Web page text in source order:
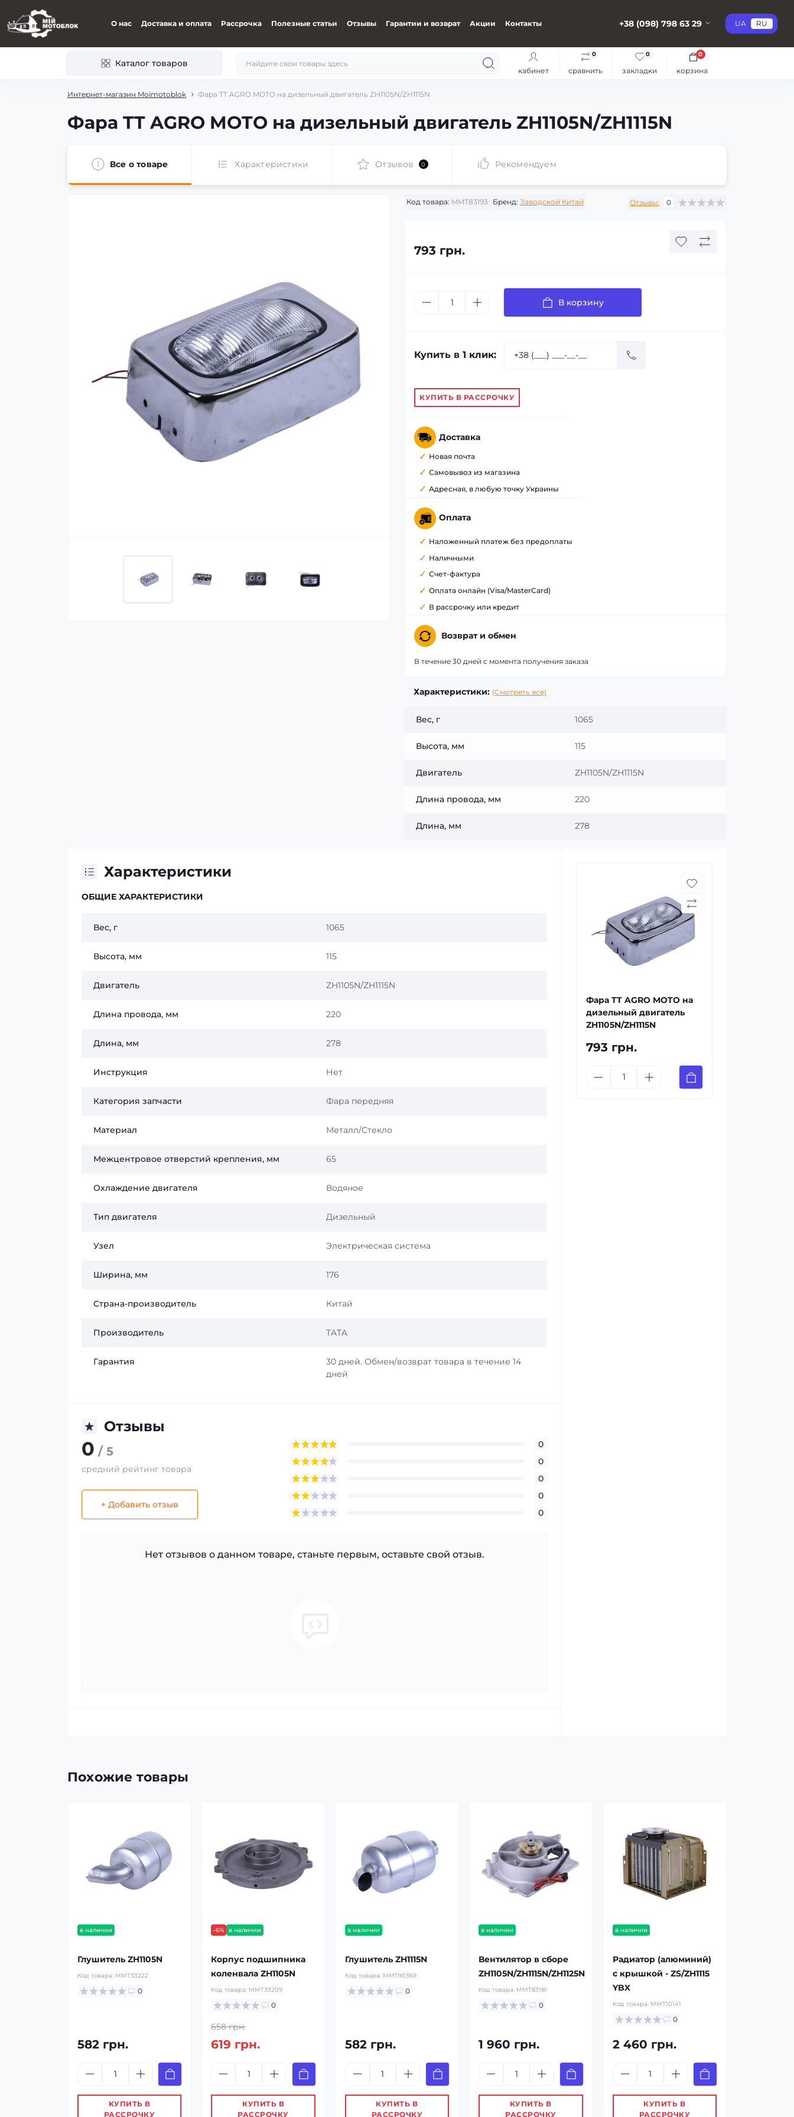
О нас Доставка и оплата Рассрочка Полезные статьи Отзывы Гарантии и возврат Акции Контакты +38 (098) 798 63 29 UA RU
Каталог товаров
кабинет сравнить
0
закладки
0
корзина
0
Интернет-магазин Moimotoblok Фара TT AGRO MOTO на дизельный двигатель ZH1105N/ZH1115N
Фара TT AGRO MOTO на дизельный двигатель ZH1105N/ZH1115N
Все о товаре Характеристики Отзывов 0 Рекомендуем
Код товара: MMT83193 Бренд: Заводской Китай Отзывы: 0
793 грн.
В корзину
Купить в 1 клик:
КУПИТЬ В РАССРОЧКУ
Доставка
Новая почта
Самовывоз из магазина
Адресная, в любую точку Украины
Оплата
Наложенный платеж без предоплаты
Наличными
Счет-фактура
Оплата онлайн (Visa/MasterCard)
В рассрочку или кредит
Возврат и обмен
В течение 30 дней с момента получения заказа
Характеристики: (Смотреть все)
Вес, г 1065
Высота, мм 115
Двигатель ZH1105N/ZH1115N
Длина провода, мм 220
Длина, мм 278
Характеристики
ОБЩИЕ ХАРАКТЕРИСТИКИ
Вес, г 1065
Высота, мм 115
Двигатель ZH1105N/ZH1115N
Длина провода, мм 220
Длина, мм 278
Инструкция Нет
Категория запчасти Фара передняя
Материал Металл/Стекло
Межцентровое отверстий крепления, мм 65
Охлаждение двигателя Водяное
Тип двигателя Дизельный
Узел Электрическая система
Ширина, мм 176
Страна-производитель Китай
Производитель TATA
Гарантия
30 дней. Обмен/возврат товара в течение 14
дней
Отзывы
0 / 5
средний рейтинг товара
+ Добавить отзыв
0
0
0
0
0
Нет отзывов о данном товаре, станьте первым, оставьте свой отзыв.
Фара TT AGRO MOTO на
дизельный двигатель
ZH1105N/ZH1115N
793 грн.
Похожие товары
в наличии
Глушитель ZH1105N
Код товара: ММТ33222
0
582 грн.
КУПИТЬ В
РАССРОЧКУ
-6% в наличии
Корпус подшипника
коленвала ZH1105N
Код товара: ММТ33209
0
658 грн.
619 грн.
КУПИТЬ В
РАССРОЧКУ
в наличии
Глушитель ZH1115N
Код товара: ММТ90369
0
582 грн.
КУПИТЬ В
РАССРОЧКУ
в наличии
Вентилятор в сборе
ZH1105N/ZH1115N/ZH1125N
Код товара: MMT83181
0
1 960 грн.
КУПИТЬ В
РАССРОЧКУ
в наличии
Радиатор (алюминий)
с крышкой - ZS/ZH1115
YBX
Код товара: MMT10141
0
2 460 грн.
КУПИТЬ В
РАССРОЧКУ